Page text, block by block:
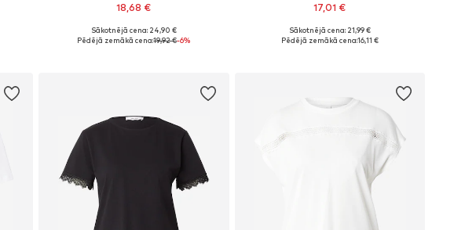
18,68 €
Pieejamie izmēri: XS, S, M, L, XL
Sākotnējā cena: 24,90 €
Pēdējā zemākā cena:19,92 €-6%
17,01 €
+1
Pieejamie izmēri: XS, S, M, L, XL
Sākotnējā cena: 21,99 €
Pēdējā zemākā cena:16,11 €